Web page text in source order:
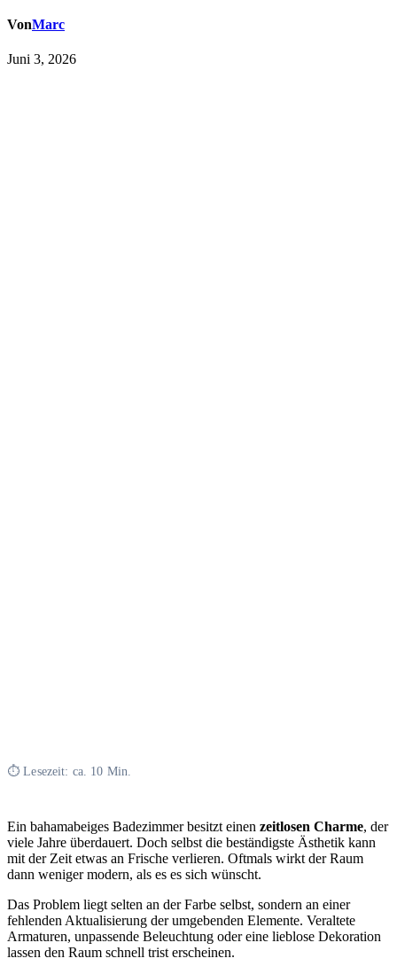
VonMarc
Juni 3, 2026
⏱ Lesezeit: ca. 10 Min.
Ein bahamabeiges Badezimmer besitzt einen zeitlosen Charme, der
viele Jahre überdauert. Doch selbst die beständigste Ästhetik kann
mit der Zeit etwas an Frische verlieren. Oftmals wirkt der Raum
dann weniger modern, als es es sich wünscht.
Das Problem liegt selten an der Farbe selbst, sondern an einer
fehlenden Aktualisierung der umgebenden Elemente. Veraltete
Armaturen, unpassende Beleuchtung oder eine lieblose Dekoration
lassen den Raum schnell trist erscheinen.